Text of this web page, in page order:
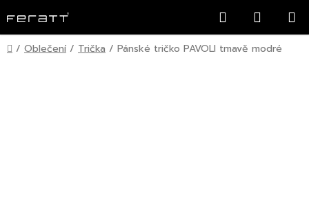
na
obsah
Hledat
KOŠÍK
Domů
/ Oblečení / Trička / Pánské tričko PAVOLI tmavě modré